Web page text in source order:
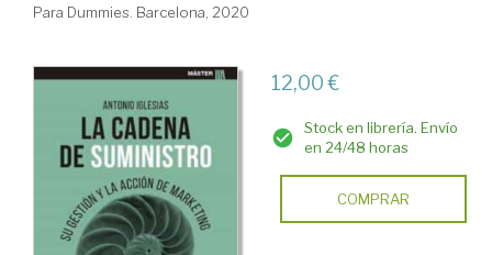
Para Dummies. Barcelona, 2020
12,00 €
Stock en librería. Envío
en 24/48 horas
COMPRAR